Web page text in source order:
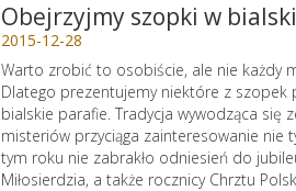
Obejrzyjmy szopki w
2015-12-28
Warto zrobić to osobiście, ale nie każdy
Dlatego prezentujemy niektóre z szopek
bialskie parafie. Tradycja wywodząca się
misteriów przyciąga zainteresowanie nie
tym roku nie zabrakło odniesień do
Miłosierdzia, a także rocznicy Chrztu